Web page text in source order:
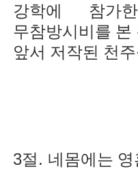
강학에 참가
무참방시비를 본
앞서 저작된 천
3절. 네몸에는